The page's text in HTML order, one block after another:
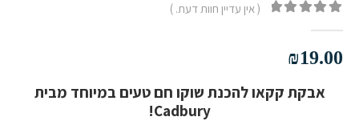
( אין עדיין חוות דעת. )
₪19.00
אבקת קקאו להכנת שוקו חם טעים במיוחד מבית
Cadbury!